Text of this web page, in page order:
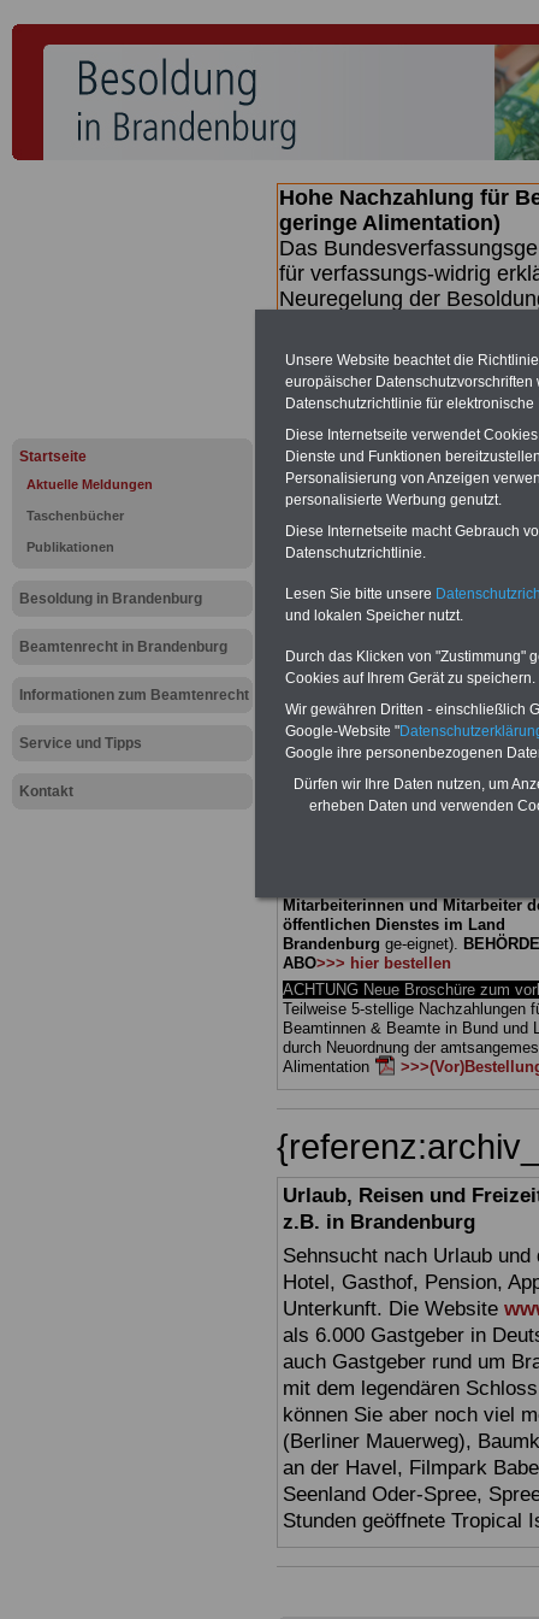
Startseite
Aktuelle Meldungen
Taschenbücher
Publikationen
Besoldung in Brandenburg
Beamtenrecht in Brandenburg
Informationen zum Beamtenrecht
Service und Tipps
Kontakt
Hohe Nachzahlung für
geringe Alimentation)
Das
für verfassungs-widrig
Neuregelung der
Nachzahlungen
Beamtezwischen mind.
SERVICE gibt hierzu
dem Beschluss des
wird (wahrscheinlich im
Broschüre.
Meldung
steigt erst
25,00 Euro: Wissenswertes für
und Beamte, Beamten-
Mitarbeiterinnen und Mitarbeiter
öffentlichen Dienstes im Land
Brandenburg ge-eignet).
ABO>>> hier bestellen
ACHTUNG Neue Broschüre zum
Teilweise 5-stellige Nachzahlungen
Beamtinnen & Beamte in Bund und
durch Neuordnung der
Alimentation
Urlaub, Reisen und
z.B. in Brandenburg
Sehnsucht nach Urlaub
Hotel, Gasthof, Pension,
Unterkunft. Die Website
als 6.000 Gastgeber in
auch Gastgeber rund um
mit dem legendären
können Sie aber noch viel
(Berliner Mauerweg),
an der Havel, Filmpark
Seenland Oder-Spree,
Stunden geöffnete Tropical
Unsere Website beachtet die
europäischer
Datenschutzrichtlinie für
Diese Internetseite verwendet
Dienste und Funktionen
Personalisierung von Anzeigen
personalisierte Werbung genutzt.
Diese Internetseite macht Gebrauch
Datenschutzrichtlinie.
Lesen Sie bitte unsere
und lokalen Speicher nutzt.
Durch das Klicken von "Zustimmung"
Cookies auf Ihrem Gerät zu speichern.
Wir gewähren Dritten - einschließlich
Google-Website "
Google ihre personenbezogenen
Dürfen wir Ihre Daten nutzen, um
erheben Daten und verwenden